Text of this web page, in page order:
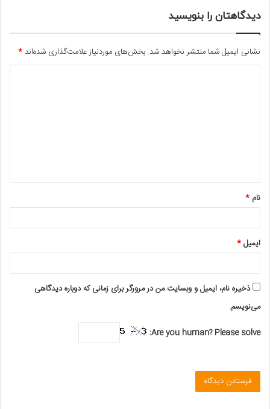
دیدگاهتان را بنویسید
نشانی ایمیل شما منتشر نخواهد شد. بخش‌های موردنیاز علامت‌گذاری شده‌اند*
*
نام *
ایمیل*
ذخیره نام، ایمیل و وبسایت من در مرورگر برای زمانی که دوباره دیدگاهی
می‌نویسم.
Are you human? Please solve: